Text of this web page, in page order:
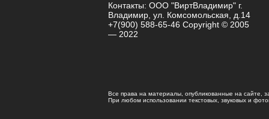
Контакты: ООО "ВиртВладимир" г.
Владимир, ул. Комсомольская, д.14
+7(900) 588-65-46 Copyright © 2005
— 2022
Все права на материалы, опубликованные на сайте,
При любом использовании текстовых, звуковых и